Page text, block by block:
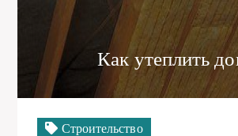
Как утеплить
Строительство